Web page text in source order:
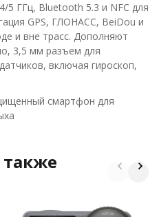
5 ГГц, Bluetooth 5.3 и NFC для
GPS, ГЛОНАСС, BeiDou и
и вне трасс. Дополняют
3,5 мм разъем для
включая гироскоп,
смартфон для